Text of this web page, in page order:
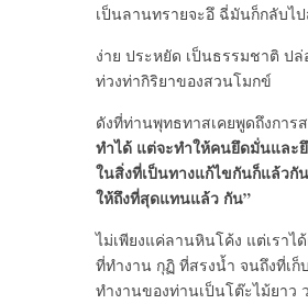
เป็นลานทรายจะอึ ฉี่มันก็กลับไ
ง่าย ประหยัด เป็นธรรมชาติ ป
ท่วงท่ากิริยาของสวนโมกข์
ดังที่ท่านพุทธทาสเคยพูดถึงการ
ทำได้ แต่จะทำให้คนยึดมั่นและ
ในสิ่งที่เป็นทางแก้ไขกันก็แล้วกั
ให้ถึงที่สุดแทนแล้ว กัน”
ไม่เพียงแค่ลานหินโค้ง แต่เรา
ที่ทำงาน กุฏิ ที่สรงน้ำ จนถึงที่เ
ทำงานของท่านเป็นโต๊ะไม้ยาว